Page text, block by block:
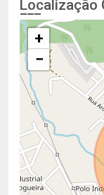
Localização
+
−